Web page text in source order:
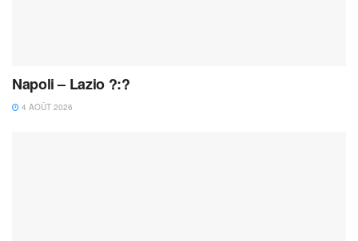
Napoli – Lazio ?:?
4 AOÛT 2026